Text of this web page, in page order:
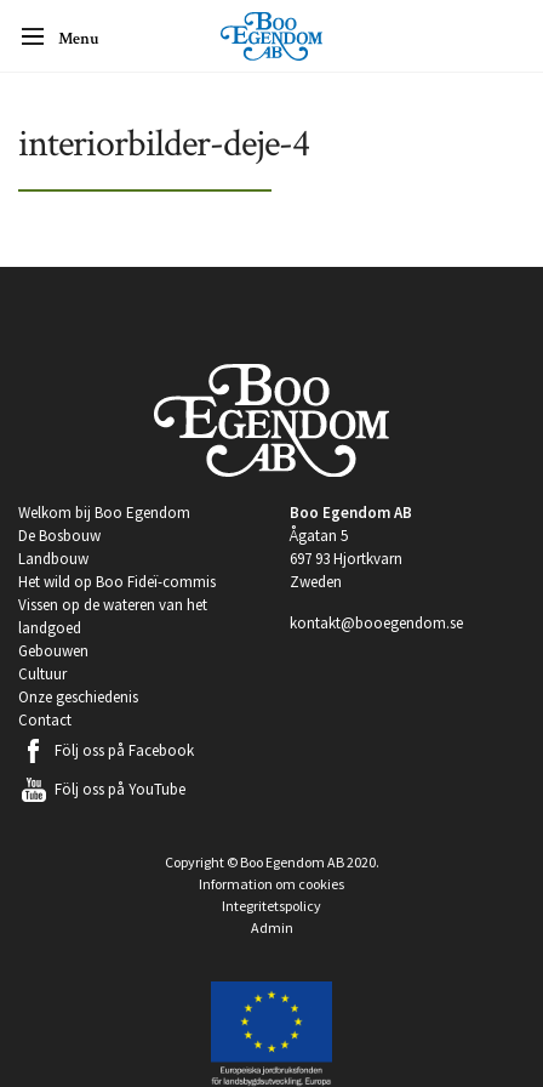
Menu
interiorbilder-deje-4
Welkom bij Boo Egendom
De Bosbouw
Landbouw
Het wild op Boo Fideï-commis
Vissen op de wateren van het
landgoed
Gebouwen
Cultuur
Onze geschiedenis
Contact
Boo Egendom AB
Ågatan 5
697 93 Hjortkvarn
Zweden
kontakt@booegendom.se
Följ oss på Facebook
Följ oss på YouTube
Copyright © Boo Egendom AB 2020.
Information om cookies
Integritetspolicy
Admin